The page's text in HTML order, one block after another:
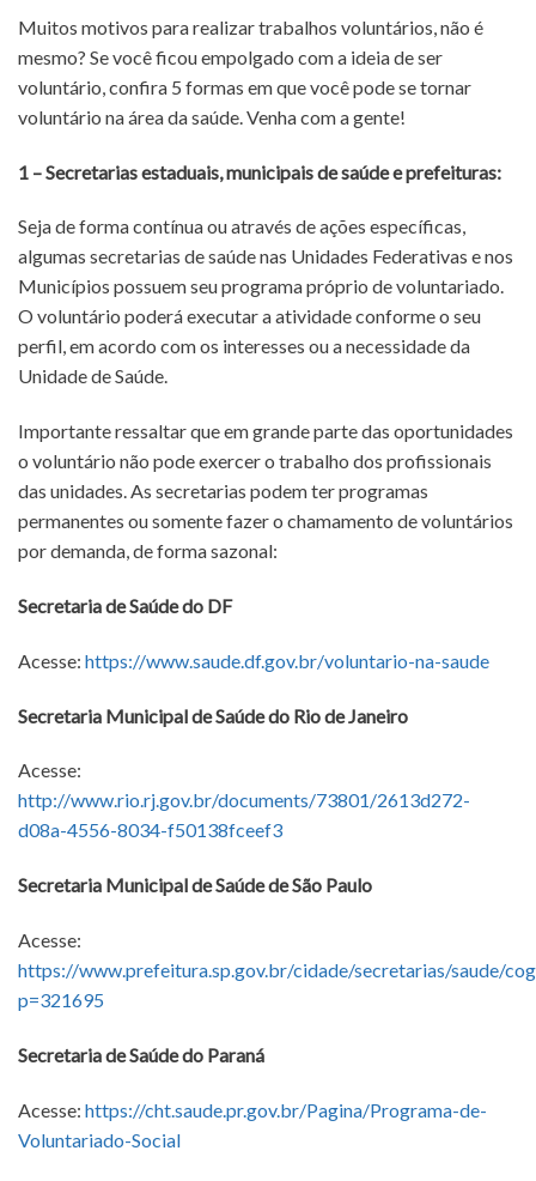
Muitos motivos para realizar trabalhos voluntários, não é
mesmo? Se você ficou empolgado com a ideia de ser
voluntário, confira 5 formas em que você pode se tornar
voluntário na área da saúde. Venha com a gente!
1 – Secretarias estaduais, municipais de saúde e prefeituras:
Seja de forma contínua ou através de ações específicas,
algumas secretarias de saúde nas Unidades Federativas e nos
Municípios possuem seu programa próprio de voluntariado.
O voluntário poderá executar a atividade conforme o seu
perfil, em acordo com os interesses ou a necessidade da
Unidade de Saúde.
Importante ressaltar que em grande parte das oportunidades
o voluntário não pode exercer o trabalho dos profissionais
das unidades. As secretarias podem ter programas
permanentes ou somente fazer o chamamento de voluntários
por demanda, de forma sazonal:
Secretaria de Saúde do DF
Acesse: https://www.saude.df.gov.br/voluntario-na-saude
Secretaria Municipal de Saúde do Rio de Janeiro
Acesse:
http://www.rio.rj.gov.br/documents/73801/2613d272-
d08a-4556-8034-f50138fceef3
Secretaria Municipal de Saúde de São Paulo
Acesse:
https://www.prefeitura.sp.gov.br/cidade/secretarias/saude/
p=321695
Secretaria de Saúde do Paraná
Acesse: https://cht.saude.pr.gov.br/Pagina/Programa-de-
Voluntariado-Social